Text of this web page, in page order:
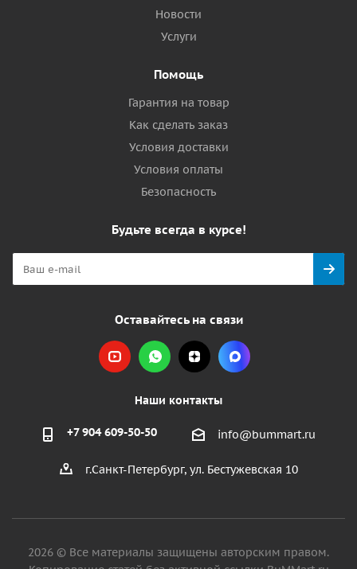
Новости
Услуги
Помощь
Гарантия на товар
Как сделать заказ
Условия доставки
Условия оплаты
Безопасность
Будьте всегда в курсе!
Оставайтесь на связи
Наши контакты
+7 904 609-50-50 info@bummart.ru
г.Санкт-Петербург, ул. Бестужевская 10
2026 © Все материалы защищены авторским правом.